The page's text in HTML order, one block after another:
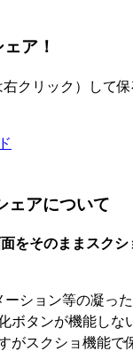
ア！
クリック）して
ェアについて
面をそのままスクシ
ション等の凝っ
ボタンが機能しな
がスクショ機能で